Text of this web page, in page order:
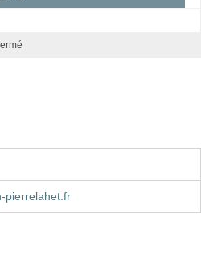
pierrelahet.fr